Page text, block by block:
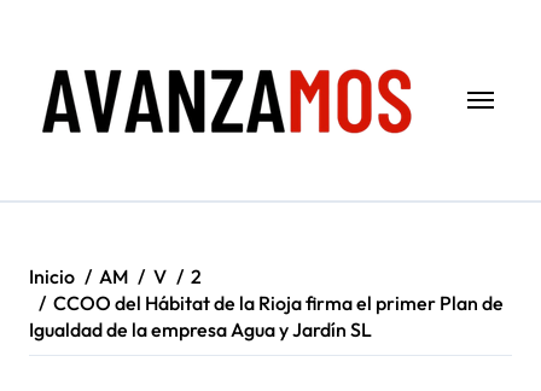
contenido
Inicio AM V
2
CCOO del Hábitat de la Rioja firma el primer Plan de
Igualdad de la empresa Agua y Jardín SL